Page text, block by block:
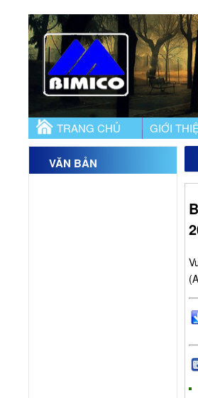
TRANG CHỦ GIỚI
VĂN BẢN